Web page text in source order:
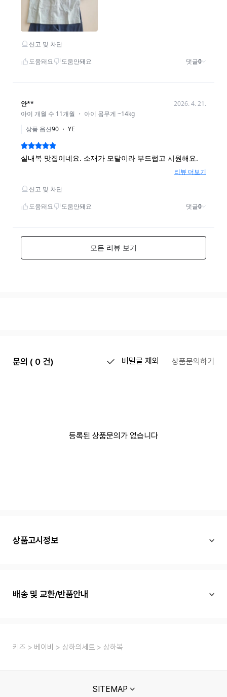
문의 ( 0 건) 비밀글 제외 상품문의하기
등록된 상품문의가 없습니다
상품고시정보
배송 및 교환/반품안내
키즈 베이비 상하의세트 상하복
SITEMAP